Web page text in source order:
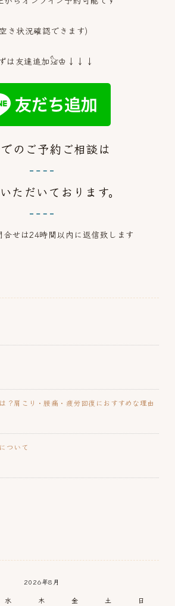
き状況確認できます)
は友達追加𓃠♔↓↓↓
のご予約ご相談は
ただいております。
合せは24時間以内に返信致します
？肩こり・腰痛・疲労回復におすすめな理由
ついて
2026年8月
水 木 金 土
日